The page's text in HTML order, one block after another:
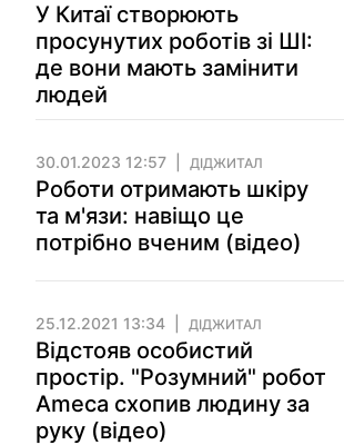
У Китаї створюють
просунутих роботів зі ШІ:
де вони мають замінити
людей
30.01.2023 12:57 ДІДЖИТАЛ
Роботи отримають шкіру
та м'язи: навіщо це
потрібно вченим (відео)
25.12.2021 13:34 ДІДЖИТАЛ
Відстояв особистий
простір. "Розумний" робот
Ameca схопив людину за
руку (відео)